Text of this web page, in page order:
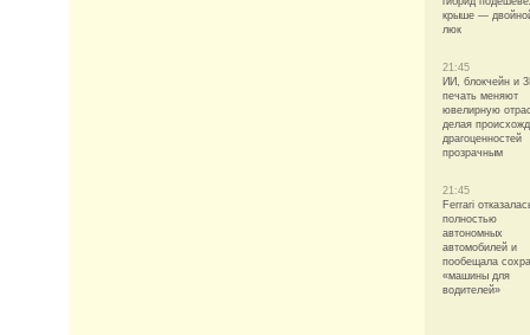
крыше —
люк
21:45
ИИ, блокчейн и
печать меняют
ювелирную
делая
драгоценностей
прозрачным
21:45
Ferrari
полностью
автономных
автомобилей и
пообещала
«машины для
водителей»